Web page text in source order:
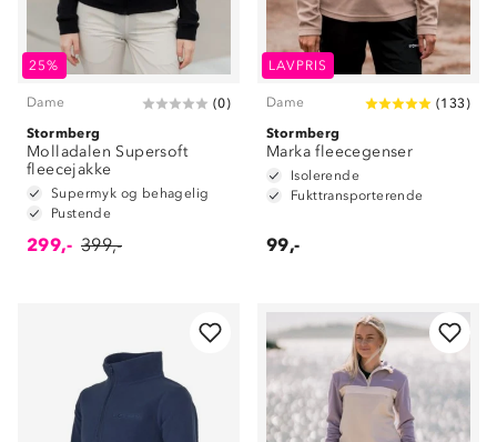
25%
Dame (0)
Stormberg
Molladalen Supersoft
fleecejakke
Supermyk og behagelig
Pustende
299,- 399,-
LAVPRIS
Dame (133)
Stormberg
Marka fleecegenser
Isolerende
Fukttransporterende
99,-